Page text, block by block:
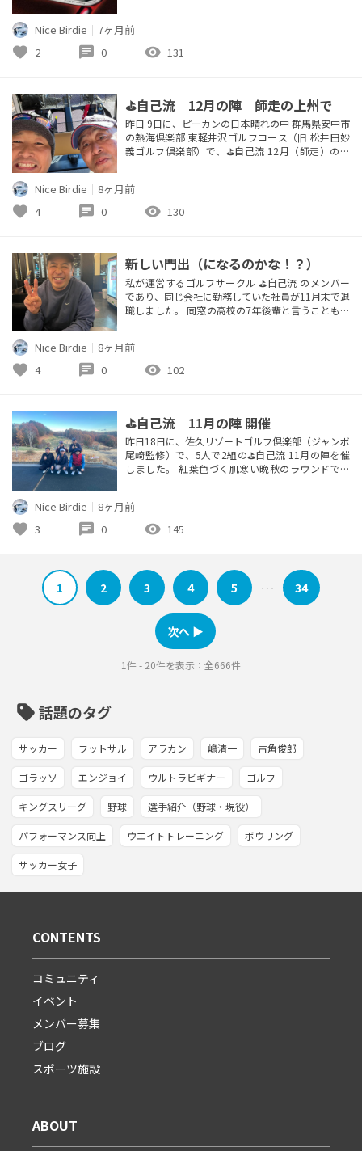
振りしていた当時は確かに飛んでいましたがペナル
ティーに繋がるケースもありました。 5Xも試して
みましたが力みを感じてドロップも出たりしました
Nice Birdie ｜ 7ヶ月前
favorite 2 chat 0 visibility 131
⛳自己流 12月の陣 師走の上州で
昨日 9日に、ピーカンの日本晴れの中 群馬県安中市
の熱海倶楽部 東軽井沢ゴルフコース（旧 松井田妙
義ゴルフ倶楽部）で、⛳️自己流 12月（師走）の陣
昨日は、仲間と落ち合って1台で乗り合わせで現地
に行く予定だったんですが、4時過ぎに起床してス
マホを見て、青森で震度6強の大地震発生で津波注
Nice Birdie ｜ 8ヶ月前
favorite 4 chat 0 visibility 130
新しい門出（になるのかな！？）
私が運営するゴルフサークル ⛳自己流 のメンバー
であり、同じ会社に勤務していた社員が11月末で退
職しました。 同窓の高校の7年後輩と言うこともあ
も月に1度のラウンドを楽しみに、苦楽を共に励ま
し合って時を刻んで来ました。 この15年間で、忘
れられない空前絶後の珍プレーの数々を刻んで来ま
Nice Birdie ｜ 8ヶ月前
favorite 4 chat 0 visibility 102
⛳自己流 11月の陣 開催
昨日18日に、佐久リゾートゴルフ倶楽部（ジャンボ
尾崎監修）で、5人で2組の⛳️自己流 11月の陣を催
しました。 紅葉色づく肌寒い晩秋のラウンドでし
ました。 オマケ... 着膨れした初老オヤジが悪ノリ
して、当時10代でまだアマチュア時代の初々しかっ
た頃に作成された原英莉花のレプリカの前で、スイ
Nice Birdie ｜ 8ヶ月前
favorite 3 chat 0 visibility 145
1 2 3 4 5 ･･･ 34
次へ ▶︎
1件 - 20件を表示：全666件
sell話題のタグ
サッカー フットサル アラカン 嶋清一 古角俊郎
ゴラッソ エンジョイ ウルトラビギナー ゴルフ
キングスリーグ 野球 選手紹介（野球・現役）
パフォーマンス向上 ウエイトトレーニング ボウリング
サッカー女子
CONTENTS
コミュニティ
イベント
メンバー募集
ブログ
スポーツ施設
ABOUT